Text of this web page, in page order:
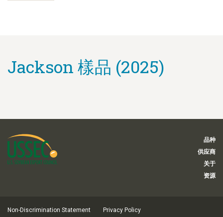
Jackson 樣品 (2025)
品种
供应商
关于
资源
Non-Discrimination Statement Privacy Policy